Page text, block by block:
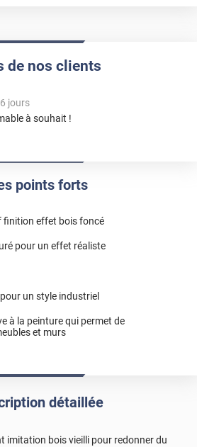
points forts
finition effet bois foncé
pour un effet réaliste
un style industriel
à la peinture qui permet de
et murs
de nos clients
jours
à souhait !
détaillée
imitation bois vieilli pour redonner du